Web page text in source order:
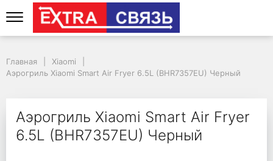
Аэрогриль Xiaomi
Главная
Xiaomi
Аэрогриль Xiaomi Smart Air Fryer 6.5L (BHR7357EU) Черный
Аэрогриль Xiaomi Smart Air Fryer
6.5L (BHR7357EU) Черный